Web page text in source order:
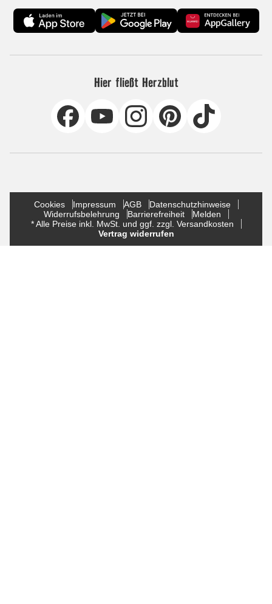
Hier fließt Herzblut
Cookies Impressum AGB
Datenschutzhinweise
Widerrufsbelehrung
Barrierefreiheit
Melden
* Alle Preise inkl. MwSt. und ggf. zzgl. Versandkosten
Vertrag widerrufen